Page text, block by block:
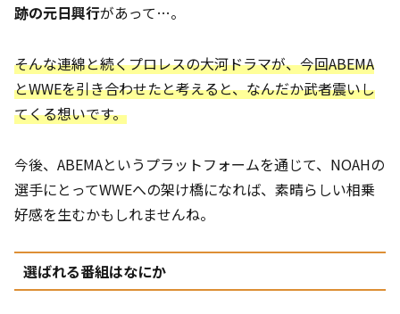
跡の元日興行があって…。
そんな連綿と続くプロレスの大河ドラマが、今回ABEMA
とWWEを引き合わせたと考えると、なんだか武者震いし
てくる想いです。
今後、ABEMAというプラットフォームを通じて、NOAHの
選手にとってWWEへの架け橋になれば、素晴らしい相乗
好感を生むかもしれませんね。
選ばれる番組はなにか